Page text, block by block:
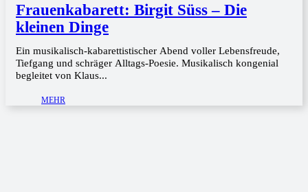
Frauenkabarett: Birgit Süss – Die
kleinen Dinge
Ein musikalisch-kabarettistischer Abend voller Lebensfreude,
Tiefgang und schräger Alltags-Poesie. Musikalisch kongenial
begleitet von Klaus...
MEHR